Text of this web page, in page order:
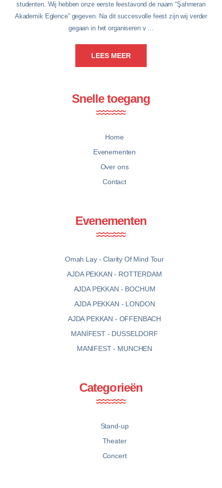
studenten. Wij hebben onze eerste feestavond de naam “Şahmeran
Akademik Eglence” gegeven. Na dit succesvolle feest zijn wij verder
gegaan in het organiseren v ...
LEES MEER
Snelle toegang
Home
Evenementen
Over ons
Contact
Evenementen
Omah Lay - Clarity Of Mind Tour
AJDA PEKKAN - ROTTERDAM
AJDA PEKKAN - BOCHUM
AJDA PEKKAN - LONDON
AJDA PEKKAN - OFFENBACH
MANİFEST - DUSSELDORF
MANİFEST - MUNCHEN
Categorieën
Stand-up
Theater
Concert